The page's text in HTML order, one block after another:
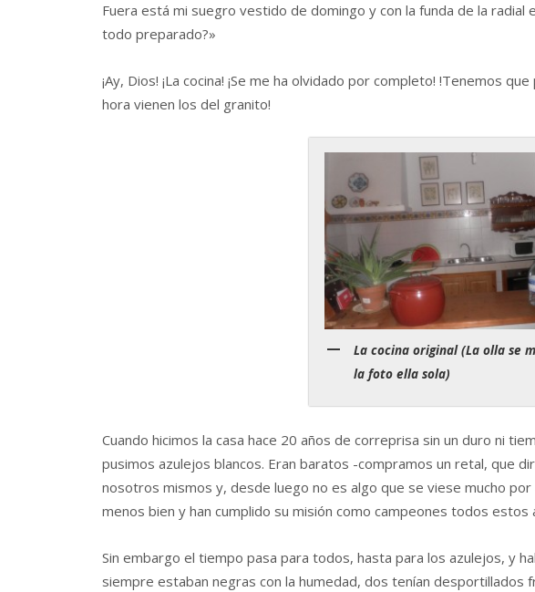
Fuera está mi suegro vestido de domingo y con la funda de la radial
todo preparado?»
¡Ay, Dios! ¡La cocina! ¡Se me ha olvidado por completo! !Tenemos
hora vienen los del granito!
La cocina original (La olla se
la foto ella sola)
Cuando hicimos la casa hace 20 años de correprisa sin un duro ni
pusimos azulejos blancos. Eran baratos -compramos un retal, que
nosotros mismos y, desde luego no es algo que se viese mucho
menos bien y han cumplido su misión como campeones todos estos
Sin embargo el tiempo pasa para todos, hasta para los azulejos, y
siempre estaban negras con la humedad, dos tenían desportillados